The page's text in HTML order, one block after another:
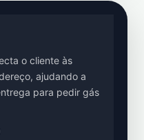
o cliente às
ajudando a
para pedir gás